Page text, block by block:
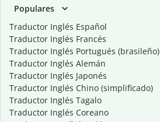
Populares
Traductor Inglés Español
Traductor Inglés Francés
Traductor Inglés Portugués (brasileño)
Traductor Inglés Alemán
Traductor Inglés Japonés
Traductor Inglés Chino (simplificado)
Traductor Inglés Tagalo
Traductor Inglés Coreano